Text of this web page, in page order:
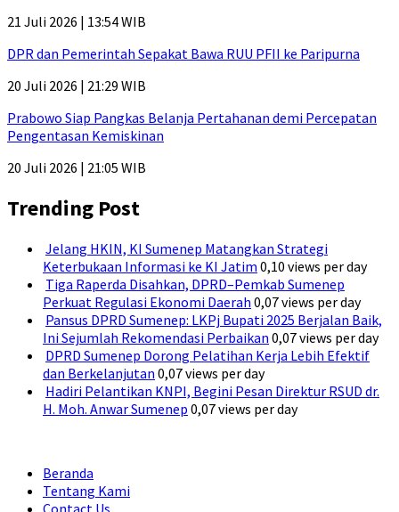
21 Juli 2026 | 13:54 WIB
DPR dan Pemerintah Sepakat Bawa RUU PFII ke Paripurna
20 Juli 2026 | 21:29 WIB
Prabowo Siap Pangkas Belanja Pertahanan demi Percepatan
Pengentasan Kemiskinan
20 Juli 2026 | 21:05 WIB
Trending Post
Jelang HKIN, KI Sumenep Matangkan Strategi
Keterbukaan Informasi ke KI Jatim 0,10 views per day
Tiga Raperda Disahkan, DPRD–Pemkab Sumenep
Perkuat Regulasi Ekonomi Daerah 0,07 views per day
Pansus DPRD Sumenep: LKPj Bupati 2025 Berjalan Baik,
Ini Sejumlah Rekomendasi Perbaikan 0,07 views per day
DPRD Sumenep Dorong Pelatihan Kerja Lebih Efektif
dan Berkelanjutan 0,07 views per day
Hadiri Pelantikan KNPI, Begini Pesan Direktur RSUD dr.
H. Moh. Anwar Sumenep 0,07 views per day
Beranda
Tentang Kami